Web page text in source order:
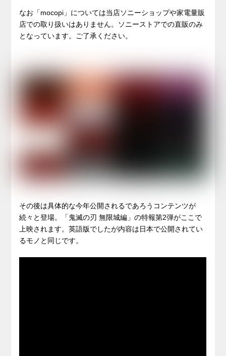
なお「mocopi」については当店ソニーショップや家電量販
店での取り扱いはありません。ソニーストアでの直販のみ
となっています。ご了承ください。
その後は具体的な今年公開されるであろうコンテンツが
続々と登場。「鬼滅の刃 無限城編」の特報第2弾がここで
上映されます。英語版でしたが内容は日本で公開されてい
るモノと同じです。